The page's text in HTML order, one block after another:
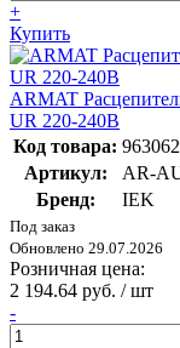
+
Купить
ARMAT
UR 220-240В
Код товара:
Артикул:
AR-
Бренд:
IEK
Под заказ
Обновлено 29.07.2026
Розничная цена:
2 194.64 руб. / шт
-